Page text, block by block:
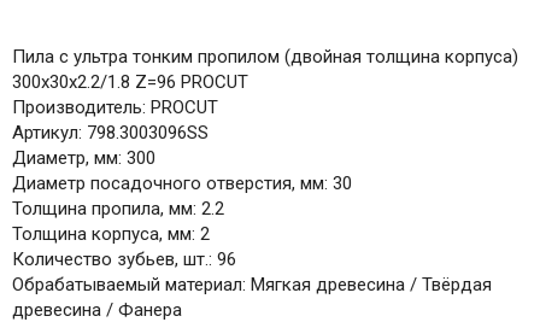
Пила с ультра тонким пропилом (двойная толщина корпуса)
300x30x2.2/1.8 Z=96 PROCUT
Производитель: PROCUT
Артикул: 798.3003096SS
Диаметр, мм: 300
Диаметр посадочного отверстия, мм: 30
Толщина пропила, мм: 2.2
Толщина корпуса, мм: 2
Количество зубьев, шт.: 96
Обрабатываемый материал: Мягкая древесина / Твёрдая
древесина / Фанера